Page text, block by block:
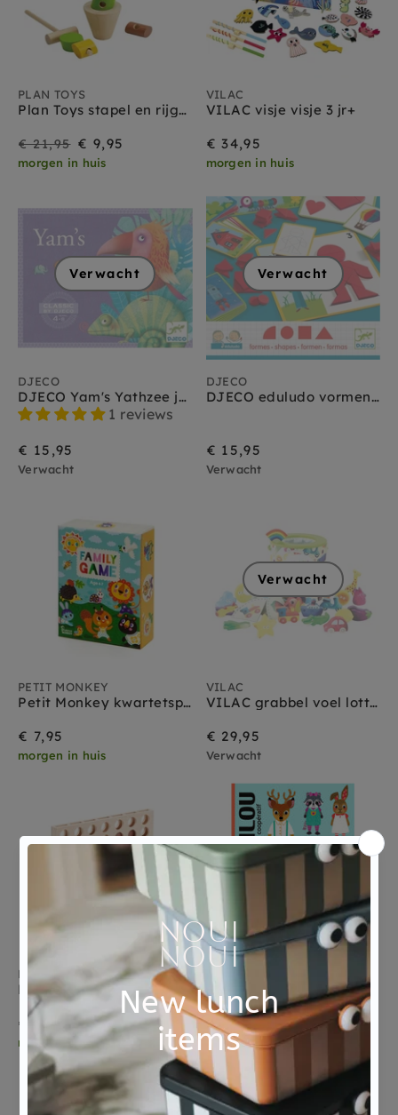
PLAN TOYS
Plan Toys stapel en rijgspel 3 jr+
Sale
€ 9,95
Prijs
€ 21,95
morgen in huis
VILAC
VILAC visje visje 3 jr+
€ 34,95
morgen in huis
Verwacht
DJECO
DJECO Yam's Yathzee junior 4-8 jr
1 reviews
€ 15,95
Verwacht
Verwacht
DJECO
DJECO eduludo vormen 4 jr+
€ 15,95
Verwacht
PETIT MONKEY
Petit Monkey kwartetspel 4 jr+
€ 7,95
morgen in huis
Verwacht
VILAC
VILAC grabbel voel lotto + bingo 4 jr+
€ 29,95
Verwacht
KIDS CONCEPT
Kids Concept 4 op een rij 4 jr+
€ 14,95
morgen in huis
DJECO
DJECO kaartspel familou 5 jr+
€ 8,95
morgen in huis